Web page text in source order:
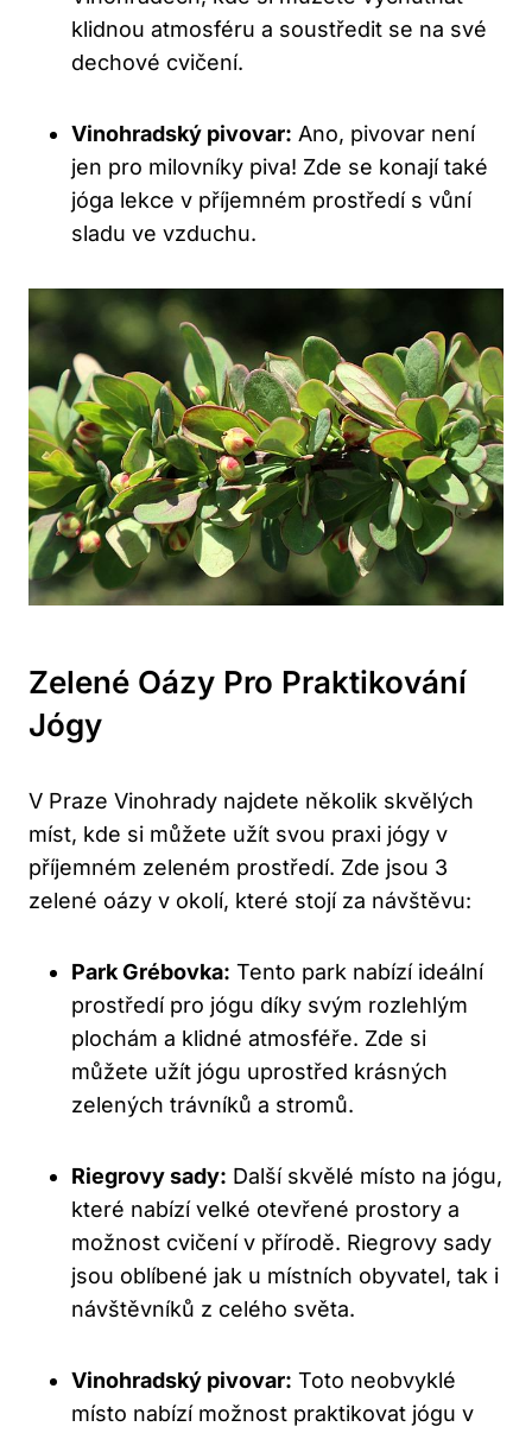
klidnou atmosféru a soustředit se na své
dechové cvičení.
Vinohradský pivovar: Ano, pivovar není
jen pro milovníky piva! Zde se konají také
jóga lekce v příjemném prostředí s vůní
sladu ve vzduchu.
Zelené Oázy Pro Praktikování
Jógy
V Praze Vinohrady najdete několik skvělých
míst, kde si můžete užít svou praxi jógy v
příjemném zeleném prostředí. Zde jsou 3
zelené oázy v okolí, které stojí za návštěvu:
Park Grébovka: Tento park nabízí ideální
prostředí pro jógu díky svým rozlehlým
plochám a klidné atmosféře. Zde si
můžete užít jógu uprostřed krásných
zelených trávníků a stromů.
Riegrovy sady: Další skvělé místo na jógu,
které nabízí velké otevřené prostory a
možnost cvičení v přírodě. Riegrovy sady
jsou oblíbené jak u místních obyvatel, tak i
návštěvníků z celého světa.
Vinohradský pivovar: Toto neobvyklé
místo nabízí možnost praktikovat jógu v